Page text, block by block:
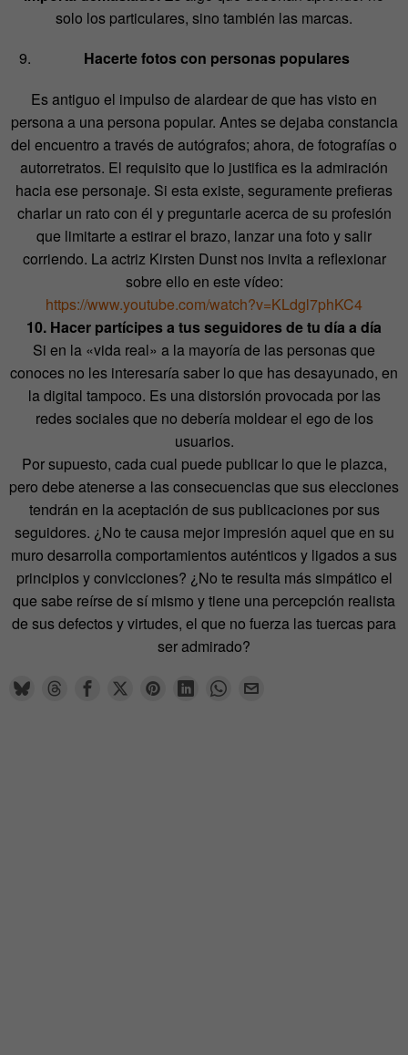
solo los particulares, sino también las marcas.
Hacerte fotos con personas populares
Es antiguo el impulso de alardear de que has visto en
persona a una persona popular. Antes se dejaba constancia
del encuentro a través de autógrafos; ahora, de fotografías o
autorretratos. El requisito que lo justifica es la admiración
hacia ese personaje. Si esta existe, seguramente prefieras
charlar un rato con él y preguntarle acerca de su profesión
que limitarte a estirar el brazo, lanzar una foto y salir
corriendo. La actriz Kirsten Dunst nos invita a reflexionar
sobre ello en este vídeo:
https://www.youtube.com/watch?v=KLdgl7phKC4
10. Hacer partícipes a tus seguidores de tu día a día
Si en la «vida real» a la mayoría de las personas que
conoces no les interesaría saber lo que has desayunado, en
la digital tampoco. Es una distorsión provocada por las
redes sociales que no debería moldear el ego de los
usuarios.
Por supuesto, cada cual puede publicar lo que le plazca,
pero debe atenerse a las consecuencias que sus elecciones
tendrán en la aceptación de sus publicaciones por sus
seguidores. ¿No te causa mejor impresión aquel que en su
muro desarrolla comportamientos auténticos y ligados a sus
principios y convicciones? ¿No te resulta más simpático el
que sabe reírse de sí mismo y tiene una percepción realista
de sus defectos y virtudes, el que no fuerza las tuercas para
ser admirado?